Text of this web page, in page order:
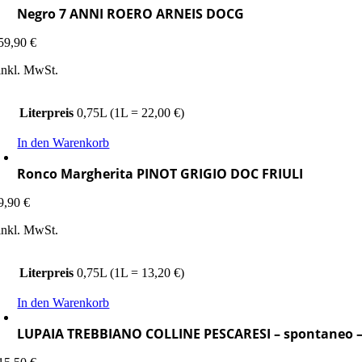
Negro 7 ANNI ROERO ARNEIS DOCG
€
MwSt.
Literpreis 0,75L (1L = 22,00 €)
In den Warenkorb
Ronco Margherita PINOT GRIGIO DOC FRIULI
€
MwSt.
Literpreis 0,75L (1L = 13,20 €)
In den Warenkorb
LUPAIA TREBBIANO COLLINE PESCARESI – spontaneo